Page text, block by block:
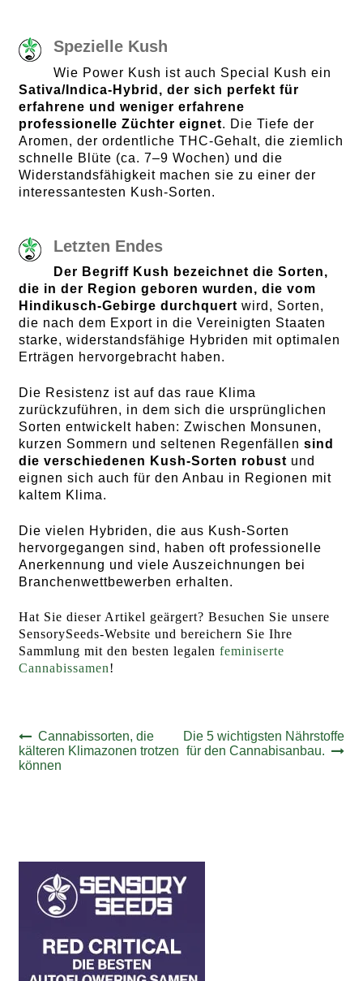
Spezielle Kush
Wie Power Kush ist auch Special Kush ein
Sativa/Indica-Hybrid, der sich perfekt für
erfahrene und weniger erfahrene
professionelle Züchter eignet. Die Tiefe der
Aromen, der ordentliche THC-Gehalt, die ziemlich
schnelle Blüte (ca. 7–9 Wochen) und die
Widerstandsfähigkeit machen sie zu einer der
interessantesten Kush-Sorten.
Letzten Endes
Der Begriff Kush bezeichnet die Sorten,
die in der Region geboren wurden, die vom
Hindikusch-Gebirge durchquert wird, Sorten,
die nach dem Export in die Vereinigten Staaten
starke, widerstandsfähige Hybriden mit optimalen
Erträgen hervorgebracht haben.
Die Resistenz ist auf das raue Klima
zurückzuführen, in dem sich die ursprünglichen
Sorten entwickelt haben: Zwischen Monsunen,
kurzen Sommern und seltenen Regenfällen sind
die verschiedenen Kush-Sorten robust und
eignen sich auch für den Anbau in Regionen mit
kaltem Klima.
Die vielen Hybriden, die aus Kush-Sorten
hervorgegangen sind, haben oft professionelle
Anerkennung und viele Auszeichnungen bei
Branchenwettbewerben erhalten.
Hat Sie dieser Artikel geärgert? Besuchen Sie unsere
SensorySeeds-Website und bereichern Sie Ihre
Sammlung mit den besten legalen feminiserte
Cannabissamen!
Beitrags-
Navigation
Vorheriger
Beitrag:
Cannabissorten, die
kälteren Klimazonen trotzen
können
Nächster
Beitrag:
Die 5 wichtigsten Nährstoffe
für den Cannabisanbau.